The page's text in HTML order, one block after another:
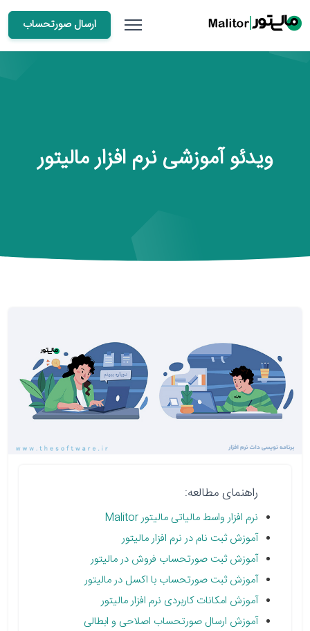
ارسال صورتحساب
ویدئو آموزشی نرم افزار مالیتور
راهنمای مطالعه:
نرم افزار واسط مالیاتی مالیتور Malitor
آموزش ثبت نام در نرم افزار مالیتور
آموزش ثبت صورتحساب فروش در مالیتور
آموزش ثبت صورتحساب با اکسل در مالیتور
آموزش امکانات کاربردی نرم افزار مالیتور
آموزش ارسال صورتحساب اصلاحی و ابطالی